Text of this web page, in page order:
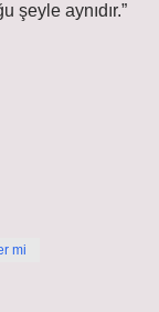
şeyle aynıdır.”
mi